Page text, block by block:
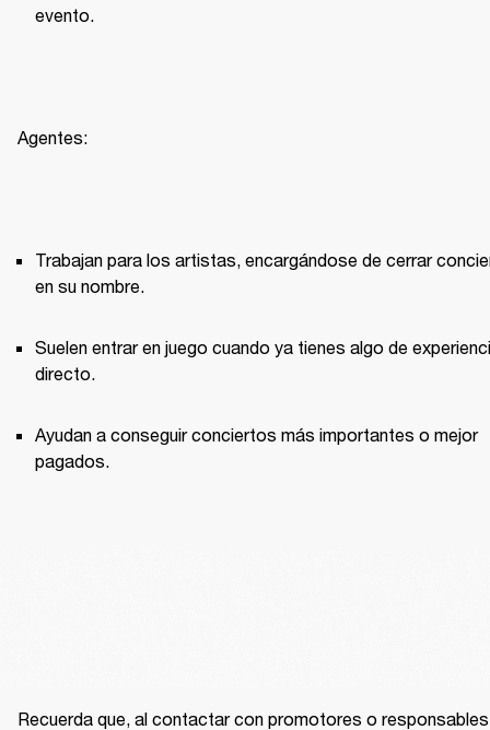
evento.
Agentes:
Trabajan para los artistas, encargándose de cerrar
en su nombre.
Suelen entrar en juego cuando ya tienes algo de
directo.
Ayudan a conseguir conciertos más importantes o mejor
pagados.
Recuerda que, al contactar con promotores o responsables